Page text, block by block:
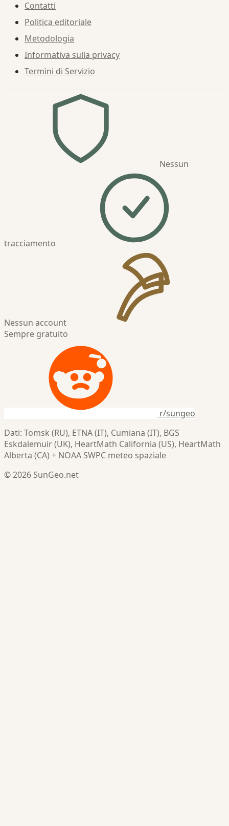
Contatti
Politica editoriale
Metodologia
Informativa sulla privacy
Termini di Servizio
Nessun
tracciamento
Nessun account
Sempre gratuito
r/sungeo
Dati: Tomsk (RU), ETNA (IT), Cumiana (IT), BGS
Eskdalemuir (UK), HeartMath California (US), HeartMath
Alberta (CA) + NOAA SWPC meteo spaziale
© 2026 SunGeo.net